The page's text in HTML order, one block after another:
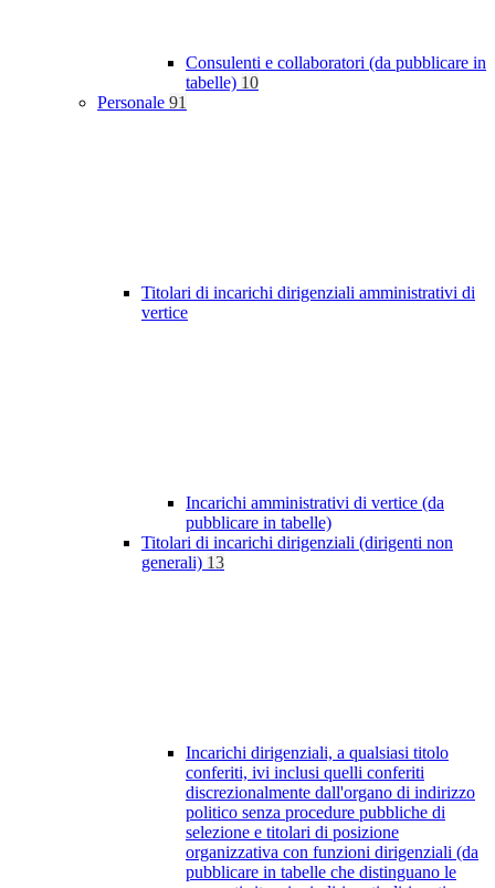
Consulenti e collaboratori (da pubblicare in
tabelle) 10
Personale 91
Titolari di incarichi dirigenziali amministrativi di
vertice
Incarichi amministrativi di vertice (da
pubblicare in tabelle)
Titolari di incarichi dirigenziali (dirigenti non
generali) 13
Incarichi dirigenziali, a qualsiasi titolo
conferiti, ivi inclusi quelli conferiti
discrezionalmente dall'organo di indirizzo
politico senza procedure pubbliche di
selezione e titolari di posizione
organizzativa con funzioni dirigenziali (da
pubblicare in tabelle che distinguano le